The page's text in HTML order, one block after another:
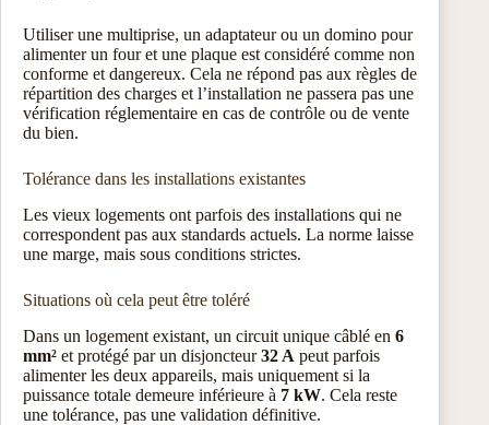
Utiliser une multiprise, un adaptateur ou un domino pour
alimenter un four et une plaque est considéré comme non
conforme et dangereux. Cela ne répond pas aux règles de
répartition des charges et l’installation ne passera pas une
vérification réglementaire en cas de contrôle ou de vente
du bien.
Tolérance dans les installations existantes
Les vieux logements ont parfois des installations qui ne
correspondent pas aux standards actuels. La norme laisse
une marge, mais sous conditions strictes.
Situations où cela peut être toléré
Dans un logement existant, un circuit unique câblé en 6
mm² et protégé par un disjoncteur32 A peut parfois
alimenter les deux appareils, mais uniquement si la
puissance totale demeure inférieure à 7 kW. Cela reste
une tolérance, pas une validation définitive.